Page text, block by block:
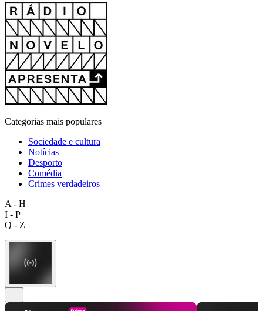
Categorias mais populares
Sociedade e cultura
Notícias
Desporto
Comédia
Crimes verdadeiros
A - H
I - P
Q - Z